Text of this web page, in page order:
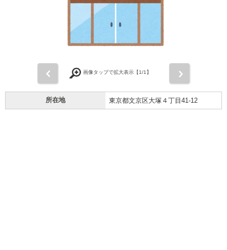
画像タップで拡大表示【1/1】
所在地 東京都文京区大塚４丁目41-12